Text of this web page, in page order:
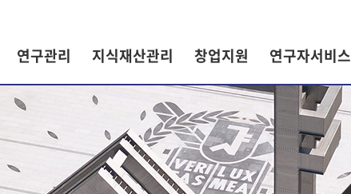
연구관리 지식재산관리 창업지원 연구자서비스